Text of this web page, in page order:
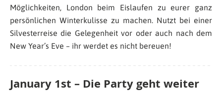
Möglichkeiten, London beim Eislaufen zu eurer ganz
persönlichen Winterkulisse zu machen. Nutzt bei einer
Silvesterreise die Gelegenheit vor oder auch nach dem
New Year’s Eve – ihr werdet es nicht bereuen!
January 1st – Die Party geht weiter